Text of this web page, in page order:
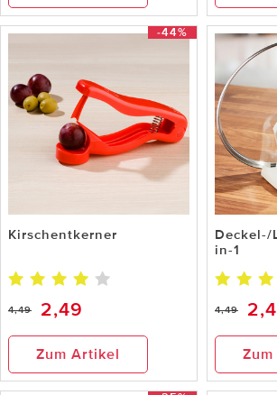
-44%
Kirschentkerner
4,49 2,49
Zum Artikel
in-1
4,49